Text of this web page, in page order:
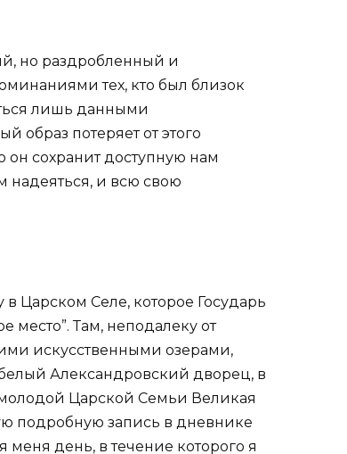
но раздробленный и
тех, кто был близок
лишь данными
образ потеряет от этого
он сохранит доступную нам
надеяться, и всю свою
Царском Селе, которое Государь
место”. Там, неподалеку от
искусственными озерами,
Александровский дворец, в
Царской Семьи Великая
подробную запись в дневнике
день, в течение которого я